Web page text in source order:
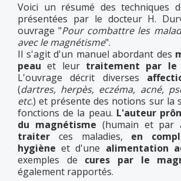
Voici un résumé des techniques
présentées par le docteur H.
ouvrage "Pour combattre les
avec le magnétisme".
Il s'agit d'un manuel abordant des
peau et leur traitement par le
L'ouvrage décrit diverses
(dartres, herpès, eczéma, acné,
etc.) et présente des notions sur la
fonctions de la peau. L'auteur
du magnétisme (humain et par
traiter ces maladies, en
hygièneet d'une alimentation
exemples de cures par le
également rapportés.